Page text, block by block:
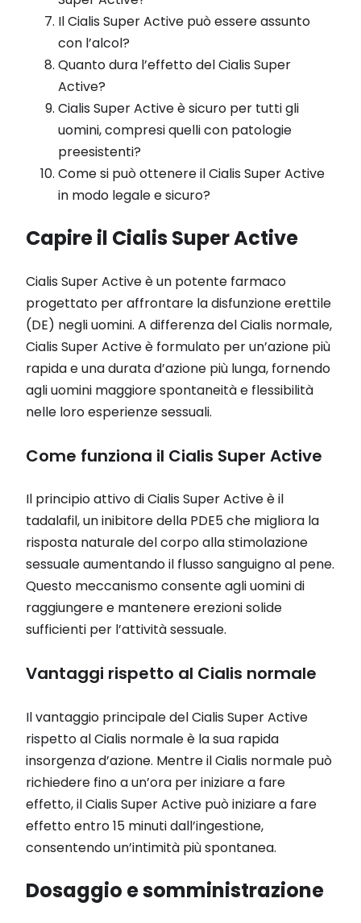
Il Cialis Super Active può essere assunto
con l’alcol?
Quanto dura l’effetto del Cialis Super
Active?
Cialis Super Active è sicuro per tutti gli
uomini, compresi quelli con patologie
preesistenti?
Come si può ottenere il Cialis Super Active
in modo legale e sicuro?
Capire il Cialis Super Active
Cialis Super Active è un potente farmaco
progettato per affrontare la disfunzione erettile
(DE) negli uomini. A differenza del Cialis normale,
Cialis Super Active è formulato per un’azione più
rapida e una durata d’azione più lunga, fornendo
agli uomini maggiore spontaneità e flessibilità
nelle loro esperienze sessuali.
Come funziona il Cialis Super Active
Il principio attivo di Cialis Super Active è il
tadalafil, un inibitore della PDE5 che migliora la
risposta naturale del corpo alla stimolazione
sessuale aumentando il flusso sanguigno al pene.
Questo meccanismo consente agli uomini di
raggiungere e mantenere erezioni solide
sufficienti per l’attività sessuale.
Vantaggi rispetto al Cialis normale
Il vantaggio principale del Cialis Super Active
rispetto al Cialis normale è la sua rapida
insorgenza d’azione. Mentre il Cialis normale può
richiedere fino a un’ora per iniziare a fare
effetto, il Cialis Super Active può iniziare a fare
effetto entro 15 minuti dall’ingestione,
consentendo un’intimità più spontanea.
Dosaggio e somministrazione